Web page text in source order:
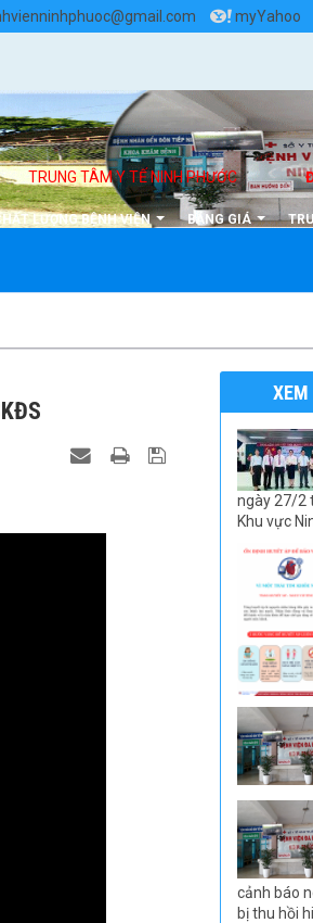
TRUNG TÂM Y TẾ NINH PHƯỚC Địa
LƯỢNG BỆNH VIỆN BẢNG GIÁ
myYahoo
ngày 27/2
Khu vực
cảnh báo
bị thu hồi